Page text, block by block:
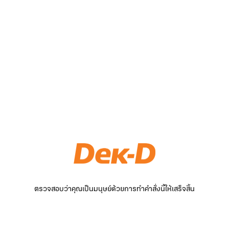
ตรวจสอบว่าคุณเป็นมนุษย์ด้วยการทำคำสั่งนี้ให้เสร็จสิ้น